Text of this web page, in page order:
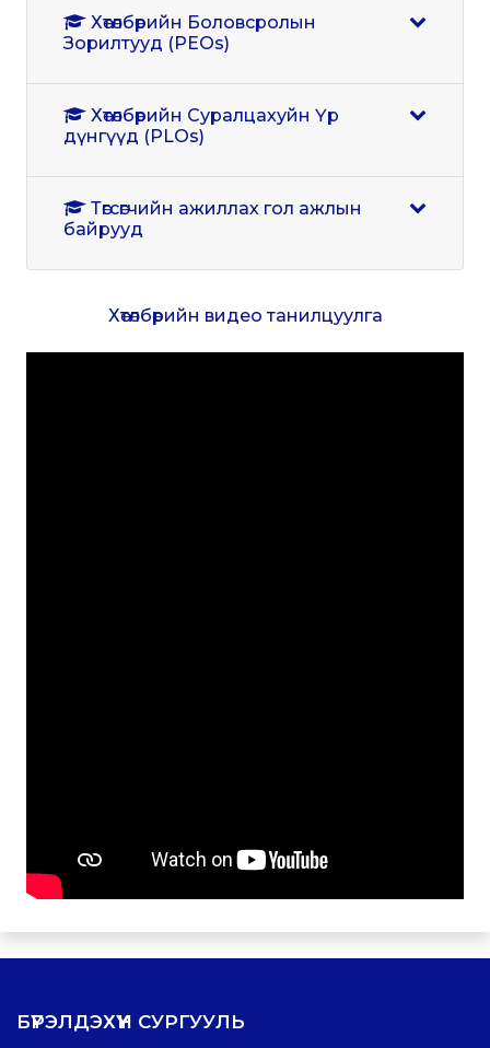
Зорилтууд (PEOs)
дүнгүүд (PLOs)
байрууд
Хөтөлбөрийн видео танилцуулга
БҮРЭЛДЭХҮҮН СУРГУУЛЬ